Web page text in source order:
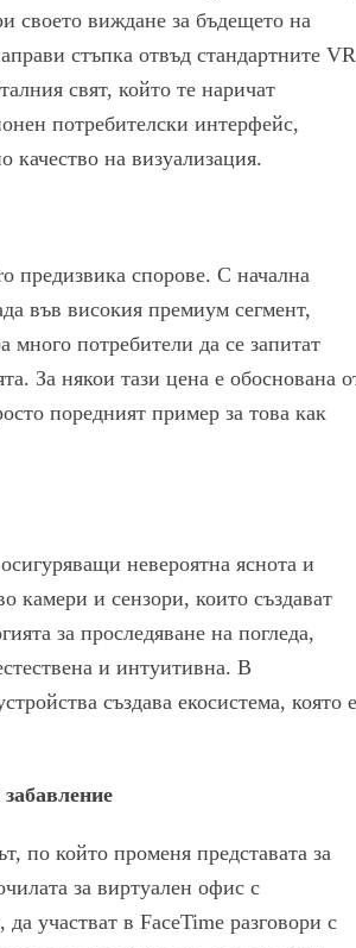
своето виждане за бъдещето на
стъпка отвъд стандартните VR
свят, който те наричат
потребителски интерфейс,
качество на визуализация.
предизвика спорове. С начална
във високия премиум сегмент,
много потребители да се запитат
За някои тази цена е обоснована
поредният пример за това как
невероятна яснота и
камери и сензори, които създават
за проследяване на погледа,
и интуитивна. В
създава екосистема, която е
по който променя представата за
за виртуален офис с
участват в FaceTime разговори с